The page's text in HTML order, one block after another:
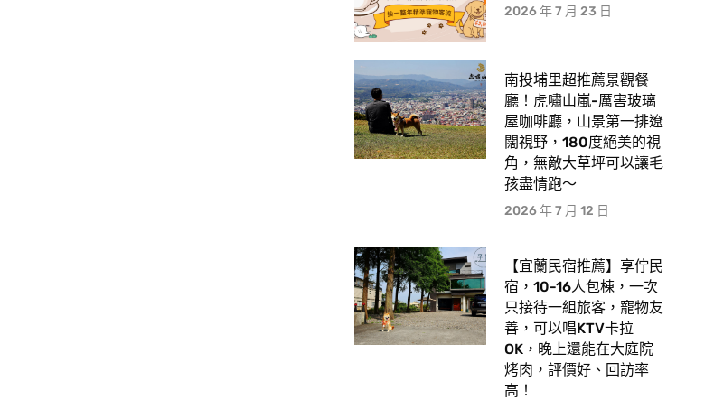
2026 年 7 月 23 日
南投埔里超推薦景觀餐
廳！虎嘯山嵐-厲害玻璃
屋咖啡廳，山景第一排遼
闊視野，180度絕美的視
角，無敵大草坪可以讓毛
孩盡情跑〜
2026 年 7 月 12 日
【宜蘭民宿推薦】享佇民
宿，10-16人包棟，一次
只接待一組旅客，寵物友
善，可以唱KTV卡拉
OK，晚上還能在大庭院
烤肉，評價好、回訪率
高！